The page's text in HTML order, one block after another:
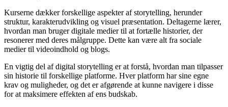
Kurserne dækker forskellige aspekter af storytelling, herunder
struktur, karakterudvikling og visuel præsentation. Deltagerne lærer,
hvordan man bruger digitale medier til at fortælle historier, der
resonerer med deres målgruppe. Dette kan være alt fra sociale
medier til videoindhold og blogs.
En vigtig del af digital storytelling er at forstå, hvordan man tilpasser
sin historie til forskellige platforme. Hver platform har sine egne
krav og muligheder, og det er afgørende at kunne navigere i disse
for at maksimere effekten af ens budskab.